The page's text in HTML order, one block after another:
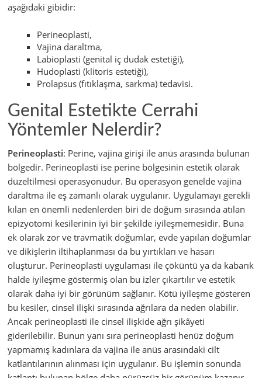
aşağıdaki gibidir:
Perineoplasti,
Vajina daraltma,
Labioplasti (genital iç dudak estetiği),
Hudoplasti (klitoris estetiği),
Prolapsus (fıtıklaşma, sarkma) tedavisi.
Genital Estetikte Cerrahi
Yöntemler Nelerdir?
Perineoplasti: Perine, vajina girişi ile anüs arasında bulunan
bölgedir. Perineoplasti ise perine bölgesinin estetik olarak
düzeltilmesi operasyonudur. Bu operasyon genelde vajina
daraltma ile eş zamanlı olarak uygulanır. Uygulamayı gerekli
kılan en önemli nedenlerden biri de doğum sırasında atılan
epizyotomi kesilerinin iyi bir şekilde iyileşmemesidir. Buna
ek olarak zor ve travmatik doğumlar, evde yapılan doğumlar
ve dikişlerin iltihaplanması da bu yırtıkları ve hasarı
oluşturur. Perineoplasti uygulaması ile çöküntü ya da kabarık
halde iyileşme göstermiş olan bu izler çıkartılır ve estetik
olarak daha iyi bir görünüm sağlanır. Kötü iyileşme gösteren
bu kesiler, cinsel ilişki sırasında ağrılara da neden olabilir.
Ancak perineoplasti ile cinsel ilişkide ağrı şikâyeti
giderilebilir. Bunun yanı sıra perineoplasti henüz doğum
yapmamış kadınlara da vajina ile anüs arasındaki cilt
katlantılarının alınması için uygulanır. Bu işlemin sonunda